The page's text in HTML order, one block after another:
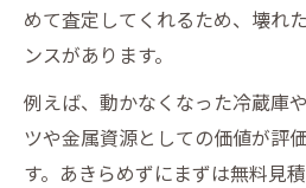
めて査定してくれるため、壊れ
ンスがあります。
例えば、動かなくなった冷蔵庫
ツや金属資源としての価値が評
す。あきらめずにまずは無料見